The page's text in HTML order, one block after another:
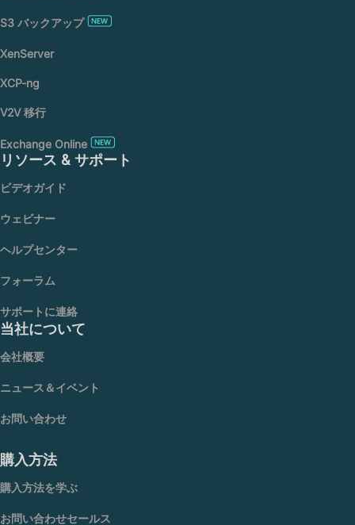
S3 バックアップ
XenServer
XCP-ng
V2V 移行
Exchange Online
リソース & サポート
ビデオガイド
ウェビナー
ヘルプセンター
フォーラム
サポートに連絡
当社について
会社概要
ニュース＆イベント
お問い合わせ
購入方法
購入方法を学ぶ
お問い合わせセールス